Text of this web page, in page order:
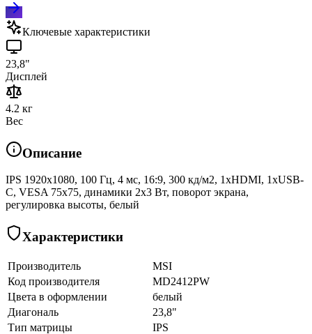
Ключевые характеристики
23,8"
Дисплей
4.2 кг
Вес
Описание
IPS 1920x1080, 100 Гц, 4 мс, 16:9, 300 кд/м2, 1xHDMI, 1xUSB-
C, VESA 75х75, динамики 2x3 Вт, поворот экрана,
регулировка высоты, белый
Характеристики
Производитель
MSI
Код производителя
MD2412PW
Цвета в оформлении
белый
Диагональ
23,8"
Тип матрицы
IPS